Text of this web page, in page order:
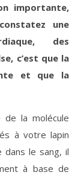
importante,
une
des
c’est que la
et que la
la molécule
à votre lapin
le sang, il
à base de